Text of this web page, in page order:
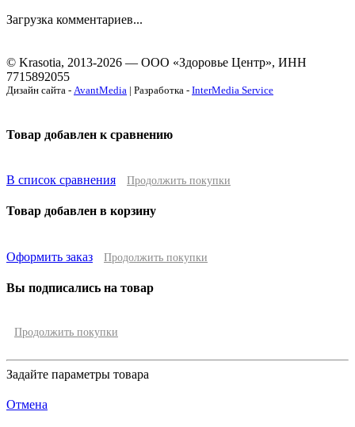
Загрузка комментариев...
© Krasotia, 2013-2026 — ООО «Здоровье Центр», ИНН
7715892055
Дизайн сайта - AvantMedia | Разработка - InterMedia Service
Товар добавлен к сравнению
В список сравнения Продолжить покупки
Товар добавлен в корзину
Оформить заказ Продолжить покупки
Вы подписались на товар
Продолжить покупки
Задайте параметры товара
Отмена